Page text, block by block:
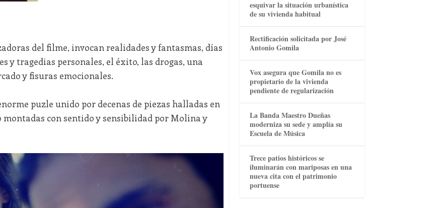
del filme, invocan realidades y fantasmas, días
y tragedias personales, el éxito, las drogas, una
y fisuras emocionales.
puzle unido por decenas de piezas halladas en
con sentido y sensibilidad por Molina y
esquivar la situación urbanística
de su vivienda habitual
Rectificación solicitada por José
Antonio Gomila
Vox asegura que Gomila no es
propietario de la vivienda
pendiente de regularización
La Banda Maestro Dueñas
moderniza su sede y amplía su
Escuela de Música
Trece patios históricos se
iluminarán con mariposas en una
nueva cita con el patrimonio
portuense